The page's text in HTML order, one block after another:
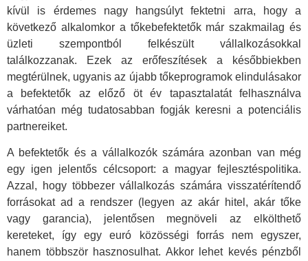
kívül is érdemes nagy hangsúlyt fektetni arra, hogy a
következő alkalomkor a tőkebefektetők már szakmailag és
üzleti szempontból felkészült vállalkozásokkal
találkozzanak. Ezek az erőfeszítések a későbbiekben
megtérülnek, ugyanis az újabb tőkeprogramok elindulásakor
a befektetők az előző öt év tapasztalatát felhasználva
várhatóan még tudatosabban fogják keresni a potenciális
partnereiket.
A befektetők és a vállalkozók számára azonban van még
egy igen jelentős célcsoport: a magyar fejlesztéspolitika.
Azzal, hogy többezer vállalkozás számára visszatérítendő
forrásokat ad a rendszer (legyen az akár hitel, akár tőke
vagy garancia), jelentősen megnöveli az elkölthető
kereteket, így egy euró közösségi forrás nem egyszer,
hanem többször hasznosulhat. Akkor lehet kevés pénzből